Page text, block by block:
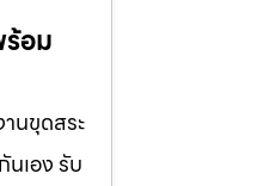
ร้อม
นขุดสระ
เอง รับ